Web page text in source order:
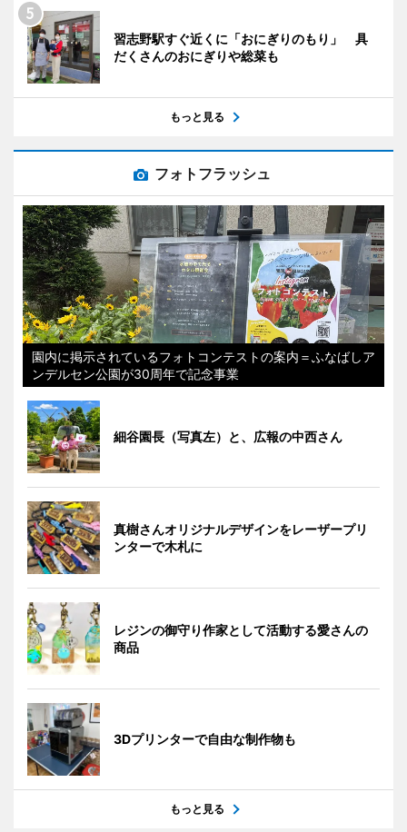
習志野駅すぐ近くに「おにぎりのもり」 具
だくさんのおにぎりや総菜も
もっと見る
フォトフラッシュ
園内に掲示されているフォトコンテストの案内＝ふなばしア
ンデルセン公園が30周年で記念事業
細谷園長（写真左）と、広報の中西さん
真樹さんオリジナルデザインをレーザープリ
ンターで木札に
レジンの御守り作家として活動する愛さんの
商品
3Dプリンターで自由な制作物も
もっと見る